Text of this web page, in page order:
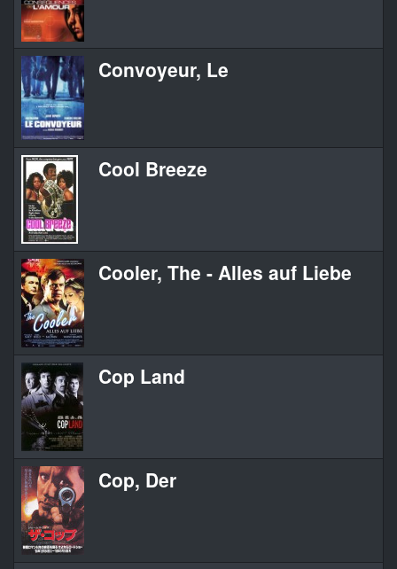
Convoyeur, Le
Cool Breeze
Cooler, The - Alles auf Liebe
Cop Land
Cop, Der